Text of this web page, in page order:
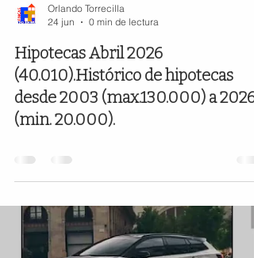
Orlando Torrecilla
24 jun
0 min de lectura
Hipotecas Abril 2026
(40.010).Histórico de hipotecas
desde 2003 (max.130.000) a 2026
(min. 20.000).